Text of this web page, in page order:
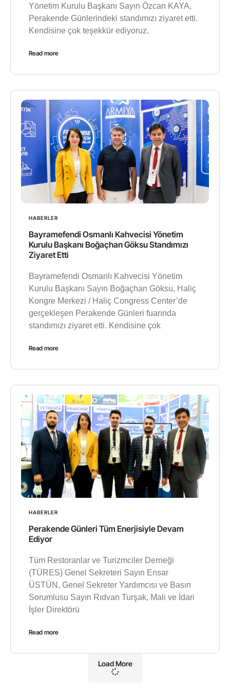
Yönetim Kurulu Başkanı Sayın Özcan KAYA,
Perakende Günlerindeki standımızı ziyaret etti.
Kendisine çok teşekkür ediyoruz.
Read more
HABERLER
Bayramefendi Osmanlı Kahvecisi Yönetim
Kurulu Başkanı Boğaçhan Göksu Standımızı
Ziyaret Etti
Bayramefendi Osmanlı Kahvecisi Yönetim
Kurulu Başkanı Sayın Boğaçhan Göksu, Haliç
Kongre Merkezi / Haliç Congress Center’de
gerçekleşen Perakende Günleri fuarında
standımızı ziyaret etti. Kendisine çok
Read more
HABERLER
Perakende Günleri Tüm Enerjisiyle Devam
Ediyor
Tüm Restoranlar ve Turizmciler Derneği
(TÜRES) Genel Sekreteri Sayın Ensar
ÜSTÜN, Genel Sekreter Yardımcısı ve Basın
Sorumlusu Sayın Rıdvan Turşak, Mali ve İdari
İşler Direktörü
Read more
Load More